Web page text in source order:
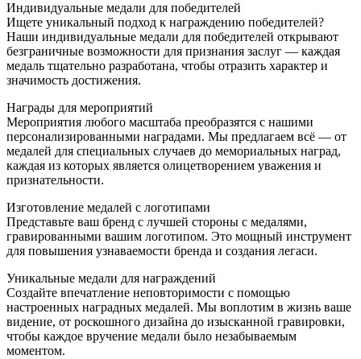
Индивидуальные медали для победителей
Ищете уникальный подход к награждению победителей?
Наши индивидуальные медали для победителей открывают
безграничные возможности для признания заслуг — каждая
медаль тщательно разработана, чтобы отразить характер и
значимость достижения.
Награды для мероприятий
Мероприятия любого масштаба преобразятся с нашими
персонализированными наградами. Мы предлагаем всё — от
медалей для специальных случаев до мемориальных наград,
каждая из которых является олицетворением уважения и
признательности.
Изготовление медалей с логотипами
Представьте ваш бренд с лучшей стороны с медалями,
гравированными вашим логотипом. Это мощный инструмент
для повышения узнаваемости бренда и создания легаси.
Уникальные медали для награждений
Создайте впечатление неповторимости с помощью
настроенных наградных медалей. Мы воплотим в жизнь ваше
видение, от роскошного дизайна до изысканной гравировки,
чтобы каждое вручение медали было незабываемым
моментом.